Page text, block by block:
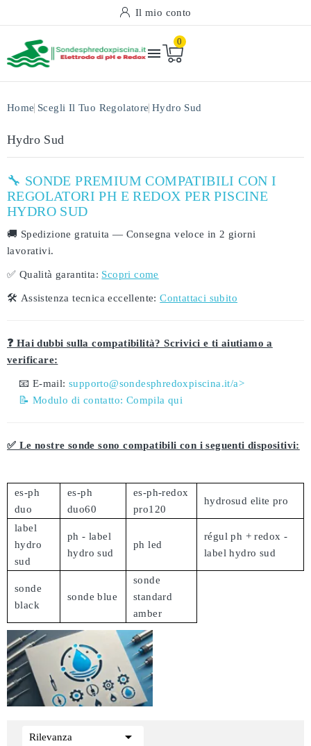
Il mio conto

0
Home Scegli Il Tuo Regolatore Hydro Sud
Hydro Sud
🔧 SONDE PREMIUM COMPATIBILI CON I
REGOLATORI PH E REDOX PER PISCINE
HYDRO SUD
🚚 Spedizione gratuita — Consegna veloce in 2 giorni
lavorativi.
✅ Qualità garantita: Scopri come
🛠️ Assistenza tecnica eccellente: Contattaci subito
❓ Hai dubbi sulla compatibilità? Scrivici e ti aiutiamo a
verificare:
📧 E-mail:supporto@sondesphredoxpiscina.it/a>
📝 Modulo di contatto: Compila qui
✅ Le nostre sonde sono compatibili con i seguenti dispositivi:
es-ph
duo
es-ph
duo60
es-ph-redox
pro120
hydrosud elite pro
label
hydro
sud
ph - label
hydro sud
ph led
régul ph + redox -
label hydro sud
sonde
black
sonde blue
sonde
standard
amber
Rilevanza 